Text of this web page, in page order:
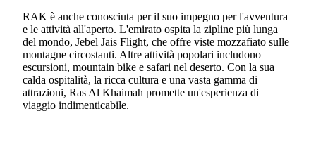
RAK è anche conosciuta per il suo impegno per l'avventura
e le attività all'aperto. L'emirato ospita la zipline più lunga
del mondo, Jebel Jais Flight, che offre viste mozzafiato sulle
montagne circostanti. Altre attività popolari includono
escursioni, mountain bike e safari nel deserto. Con la sua
calda ospitalità, la ricca cultura e una vasta gamma di
attrazioni, Ras Al Khaimah promette un'esperienza di
viaggio indimenticabile.